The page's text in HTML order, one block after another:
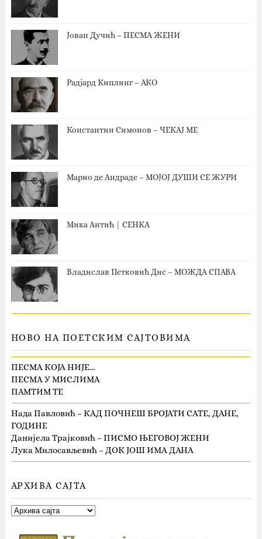
Јован Дучић – ПЕСМА ЖЕНИ
Радјард Киплинг – АКО
Константин Симонов – ЧЕКАЈ МЕ
Марио де Андраде – МОЈОЈ ДУШИ СЕ ЖУРИ
Мика Антић | СЕНКА
Владислав Петковић Дис – МОЖДА СПАВА
НОВО НА ПОЕТСКИМ САЈТОВИМА
ПЕСМА КОЈА НИЈЕ…
ПЕСМА У МИСЛИМА
ПАМТИМ ТЕ
Нада Павловић – КАД ПОЧНЕШ БРОЈАТИ САТЕ, ДАНЕ,
ГОДИНЕ
Данијела Трајковић – ПИСМО ЊЕГОВОЈ ЖЕНИ
Лука Милосављевић – ДОК ЈОШ ИМА ДАНА
АРХИВА САЈТА